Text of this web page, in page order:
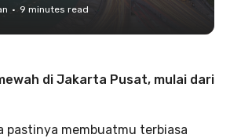
· 9 minutes read
di Jakarta Pusat, mulai dari
pastinya membuatmu terbiasa